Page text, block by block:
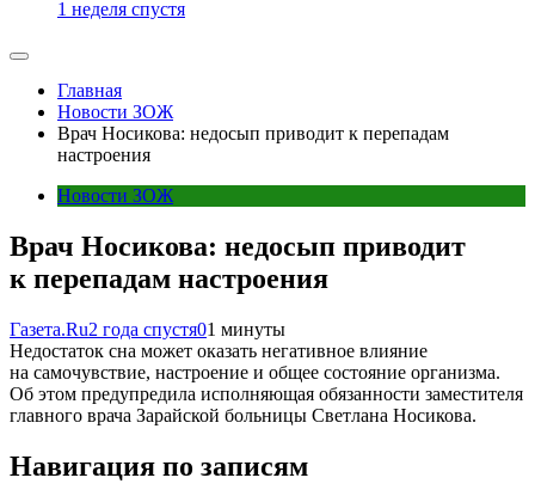
1 неделя спустя
Главная
Новости ЗОЖ
Врач Носикова: недосып приводит к перепадам
настроения
Новости ЗОЖ
Врач Носикова: недосып приводит
к перепадам настроения
Газета.Ru2 года спустя01 минуты
Недостаток сна может оказать негативное влияние
на самочувствие, настроение и общее состояние организма.
Об этом предупредила исполняющая обязанности заместителя
главного врача Зарайской больницы Светлана Носикова.
Навигация по записям